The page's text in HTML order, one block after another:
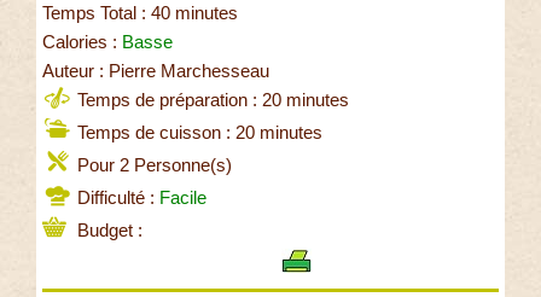
Temps Total : 40 minutes
Calories : Basse
Auteur : Pierre Marchesseau
Temps de préparation : 20 minutes
Temps de cuisson : 20 minutes
Pour 2 Personne(s)
Difficulté : Facile
Budget :